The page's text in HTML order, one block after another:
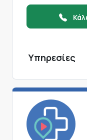
Υπηρεσίες